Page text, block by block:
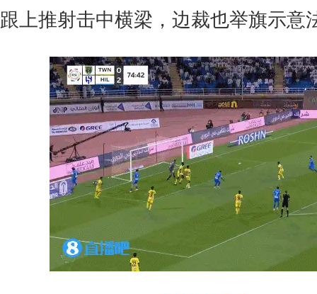
跟上推射击中横梁，边裁也举旗示